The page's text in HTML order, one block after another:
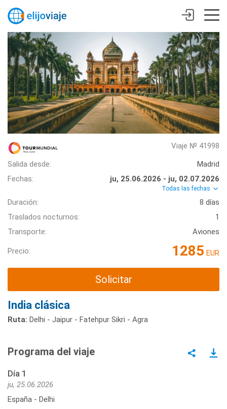
Viaje № 41998
Salida desde:
Madrid
Fechas:
ju, 25.06.2026 - ju, 02.07.2026
Todas las fechas
Duración:
8 días
Traslados nocturnos:
1
Transporte:
Aviones
Precio: 1285 EUR
Solicitar
India clásica
Ruta: Delhi - Jaipur - Fatehpur Sikri - Agra
Programa del viaje
Día 1
ju, 25.06.2026
España - Delhi